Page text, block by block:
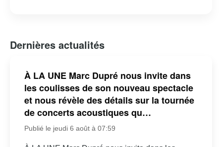
Dernières actualités
À LA UNE Marc Dupré nous invite dans
les coulisses de son nouveau spectacle
et nous révèle des détails sur la tournée
de concerts acoustiques qu…
Publié le jeudi 6 août à 07:59